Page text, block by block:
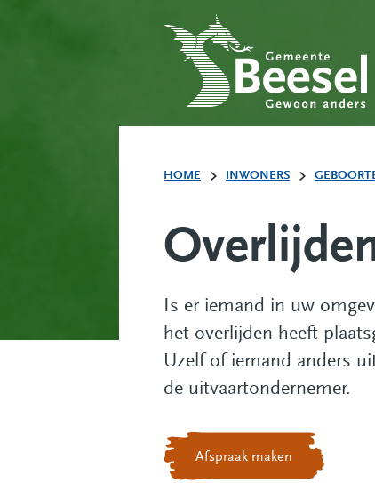
HOME INWONERS
Is er iemand in uw
het overlijden heeft
Uzelf of iemand anders
de uitvaartondernemer.
Afspraak maken